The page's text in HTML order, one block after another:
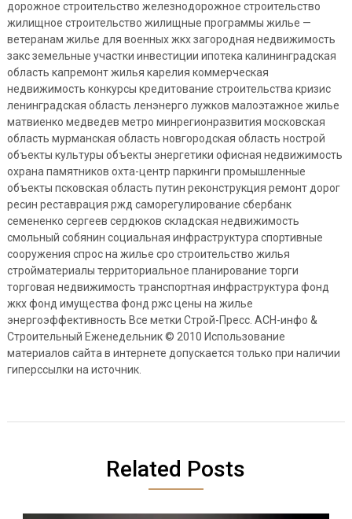
дорожное строительство железнодорожное строительство
жилищное строительство жилищные программы жилье —
ветеранам жилье для военных жкх загородная недвижимость
закс земельные участки инвестиции ипотека калининградская
область капремонт жилья карелия коммерческая
недвижимость конкурсы кредитование строительства кризис
ленинградская область ленэнерго лужков малоэтажное жилье
матвиенко медведев метро минрегионразвития московская
область мурманская область новгородская область нострой
объекты культуры объекты энергетики офисная недвижимость
охрана памятников охта-центр паркинги промышленные
объекты псковская область путин реконструкция ремонт дорог
ресин реставрация ржд саморегулирование сбербанк
семененко сергеев сердюков складская недвижимость
смольный собянин социальная инфраструктура спортивные
сооружения спрос на жилье сро строительство жилья
стройматериалы территориальное планирование торги
торговая недвижимость транспортная инфраструктура фонд
жкх фонд имущества фонд ржс цены на жилье
энергоэффективность Все метки Строй-Пресс. АСН-инфо &
Строительный Еженедельник © 2010 Использование
материалов сайта в интернете допускается только при наличии
гиперссылки на источник.
Related Posts